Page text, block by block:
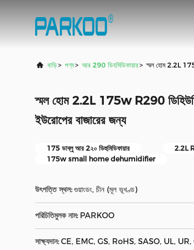
বাড়ি> পণ্য> আর 290 ডিহমিডিফায়ার> স্মল হোম 2.2L
স্মল হোম 2.2L 175w R290
ইউরোপের বাজারের জন্য
175 ডাব্লু আর 2২০ ডিহুমিডিফায়ার
2.2L
175w small home dehumidifier
উৎপত্তি স্থল: গুয়াংডং, চীন (মূল ভূখণ্ড)
পরিচিতিমুলক নাম: PARKOO
সাক্ষ্যদান: CE, EMC, GS, RoHS, SASO, UL, UR,